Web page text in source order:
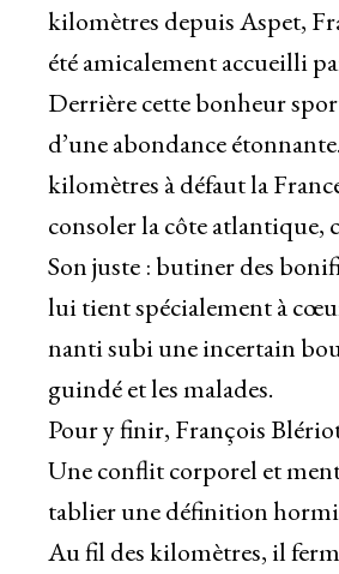
kilomètres depuis Aspet,
été amicalement accueilli
Derrière cette bonheur
d’une abondance
kilomètres à défaut la
consoler la côte atlantique,
Son juste : butiner des
lui tient spécialement à
nanti subi une incertain
guindé et les malades.
Pour y finir, François
Une conflit corporel et
tablier une définition
Au fil des kilomètres, il